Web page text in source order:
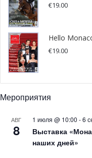
€19.00
Hello
€19.00
Мероприятия
АВГ
8
1 июля @ 10:00 -6
Выставка
наших дней»